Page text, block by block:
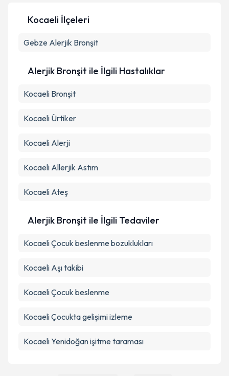
Metni'ni okudum ve kişisel verilerimin belirtilen
Kocaeli İlçeleri
Gebze Alerjik Bronşit
Alerjik Bronşit ile İlgili Hastalıklar
Kocaeli Bronşit
Kocaeli Ürtiker
Kocaeli Alerji
Kocaeli Allerjik Astım
Kocaeli Ateş
Alerjik Bronşit ile İlgili Tedaviler
Kocaeli Çocuk beslenme bozuklukları
Kocaeli Aşı takibi
Kocaeli Çocuk beslenme
Kocaeli Çocukta gelişimi izleme
Kocaeli Yenidoğan işitme taraması